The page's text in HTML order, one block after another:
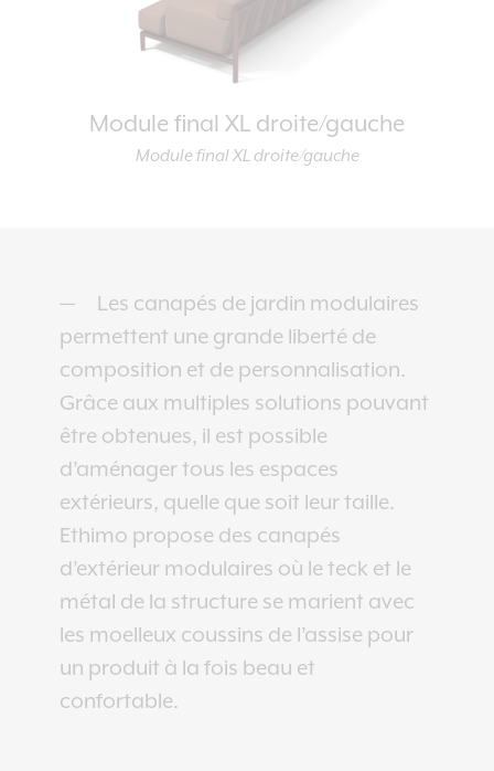
Module final XL droite/gauche
Module final XL droite/gauche
Les canapés de jardin modulaires
permettent une grande liberté de
composition et de personnalisation.
Grâce aux multiples solutions pouvant
être obtenues, il est possible
d’aménager tous les espaces
extérieurs, quelle que soit leur taille.
Ethimo propose des canapés
d’extérieur modulaires où le teck et le
métal de la structure se marient avec
les moelleux coussins de l’assise pour
un produit à la fois beau et
confortable.